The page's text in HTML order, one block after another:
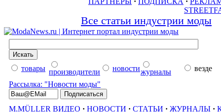
Все статьи индустрии моды
товары производители новостижурналы
везде
Рассылка: "Новости моды"
M.MÜLLER ВИДЕО · НОВОСТИ · СТАТЬИ · ЖУРНАЛЫ ·